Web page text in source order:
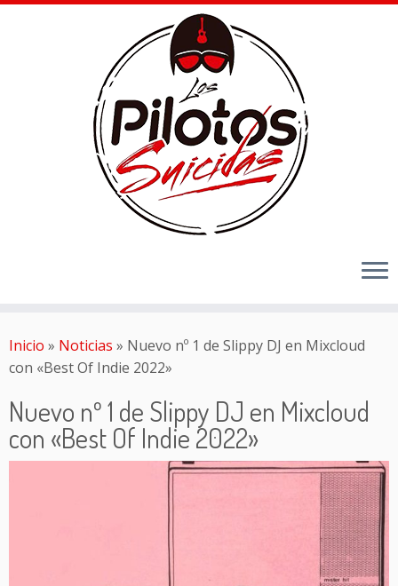
Inicio » Noticias » Nuevo nº 1 de Slippy DJ en Mixcloud
con «Best Of Indie 2022»
Nuevo nº 1 de Slippy DJ en Mixcloud
con «Best Of Indie 2022»